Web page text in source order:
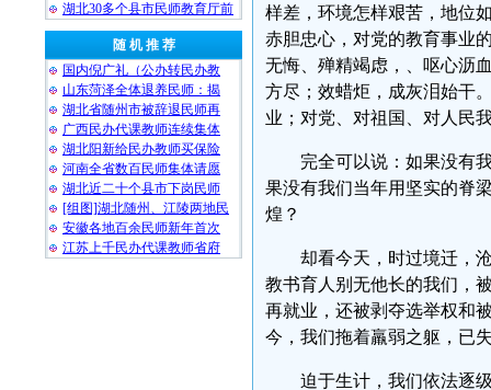
湖北30多个县市民师教育厅前
随 机 推 荐
国内倪广礼（公办转民办教
山东菏泽全体退养民师：揭
湖北省随州市被辞退民师再
广西民办代课教师连续集体
湖北阳新给民办教师买保险
河南全省数百民师集体请愿
湖北近二十个县市下岗民师
[组图]湖北随州、江陵两地民
安徽各地百余民师新年首次
江苏上千民办代课教师省府
样差，环境怎样艰苦，地位
赤胆忠心，对党的教育事业
无悔、殚精竭虑，、呕心沥
方尽；效蜡炬，成灰泪始干
业；对党、对祖国、对人民
完全可以说：如果没有
果没有我们当年用坚实的脊
煌？
却看今天，时过境迁，
教书育人别无他长的我们，
再就业，还被剥夺选举权和
今，我们拖着羸弱之躯，已
迫于生计，我们依法逐